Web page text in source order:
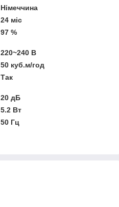
Німеччина
24 міс
97 %
220~240 В
50 куб.м/год
Так
20 дБ
5.2 Вт
50 Гц